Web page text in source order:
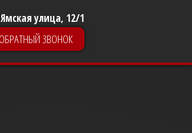
улица, 12/1
ЗВОНОК